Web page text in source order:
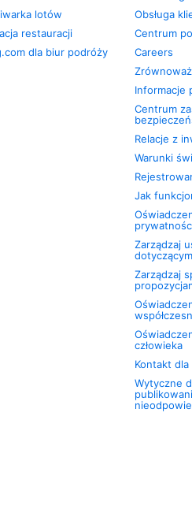
lotów
restauracji
dla biur podróży
Obsługa
Centrum
Careers
Informacje
Centrum
Relacje z
Warunki
Jak
Zarządzaj
Zarządzaj
człowieka
Kontakt
Wytyczne